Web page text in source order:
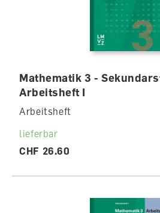
Mathematik 3 -
Arbeitsheft I
Arbeitsheft
lieferbar
CHF 26.60